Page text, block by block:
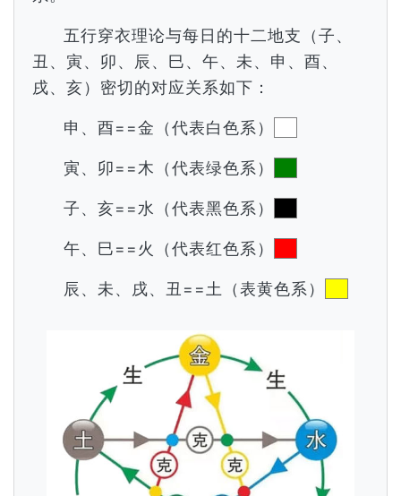
五行穿衣理论与每日的十二地支（子、
丑、寅、卯、辰、巳、午、未、申、酉、
戌、亥）密切的对应关系如下：
申、酉==金（代表白色系）
寅、卯==木（代表绿色系）
子、亥==水（代表黑色系）
午、巳==火（代表红色系）
辰、未、戌、丑==土（表黄色系）